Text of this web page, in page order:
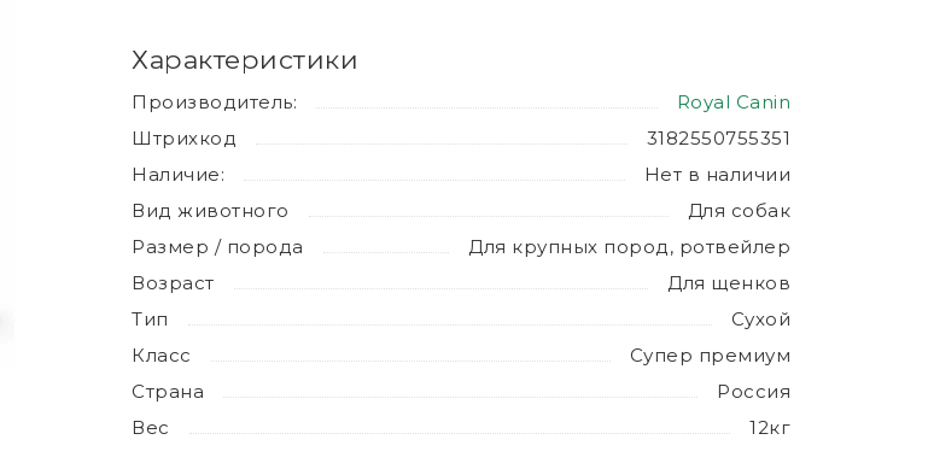
Характеристики
Производитель:
Royal Canin
Штрихкод
3182550755351
Наличие:
Нет в наличии
Вид животного
Для собак
Размер / порода
Для крупных пород, ротвейлер
Возраст
Для щенков
Тип
Сухой
Класс
Супер премиум
Страна
Россия
Вес
12кг